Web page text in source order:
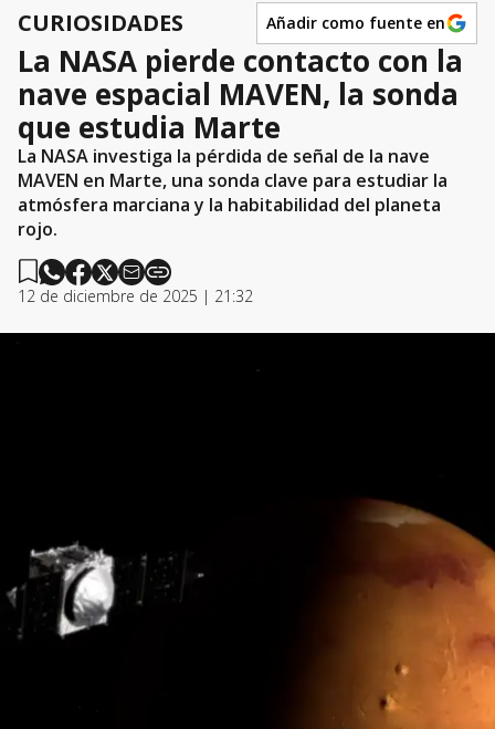
CURIOSIDADES Añadir como fuente en
La NASA pierde contacto con la
nave espacial MAVEN, la sonda
que estudia Marte
La NASA investiga la pérdida de señal de la nave
MAVEN en Marte, una sonda clave para estudiar la
atmósfera marciana y la habitabilidad del planeta
rojo.
12 de diciembre de 2025 | 21:32